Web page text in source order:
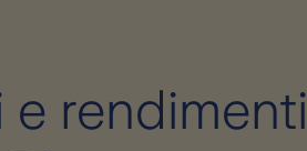
e rendimenti